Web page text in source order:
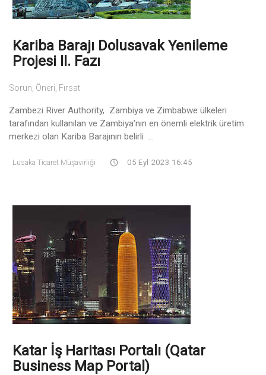
Kariba Barajı Dolusavak Yenileme
Projesi II. Fazı
Sorun, Öneri, Fırsat
Zambezi River Authority, Zambiya ve Zimbabwe ülkeleri
tarafından kullanılan ve Zambiya'nın en önemli elektrik üretim
merkezi olan Kariba Barajının belirli ...
Lusaka Ticaret Müşavirliği 05 Eyl 2023 16:45
Katar İş Haritası Portalı (Qatar
Business Map Portal)